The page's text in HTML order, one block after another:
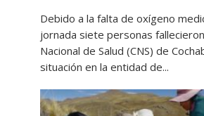
Debido a la falta de oxígeno
jornada siete personas
Nacional de Salud (CNS) de
situación en la entidad de...